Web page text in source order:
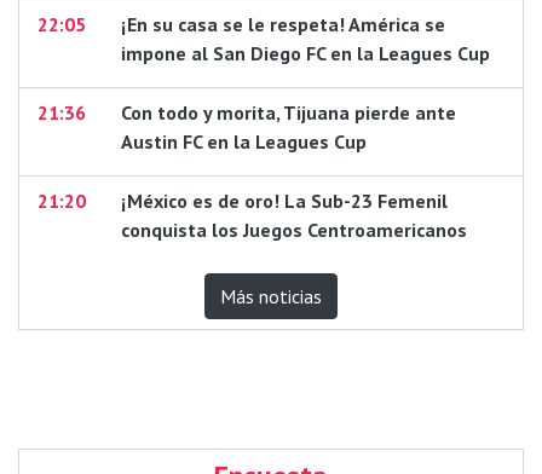
22:05
¡En su casa se le respeta! América se
impone al San Diego FC en la Leagues Cup
21:36
Con todo y morita, Tijuana pierde ante
Austin FC en la Leagues Cup
21:20
¡México es de oro! La Sub-23 Femenil
conquista los Juegos Centroamericanos
Más noticias